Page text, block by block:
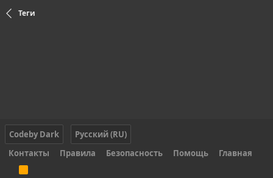
Теги
Codeby Dark
Русский (RU)
Контакты
Правила Безопасность Помощь Главная